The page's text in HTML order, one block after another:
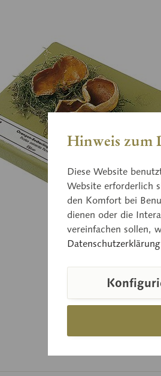
Hinweis zum
Diese Website
Website erforderlich
den Komfort bei
dienen oder die
vereinfachen sollen,